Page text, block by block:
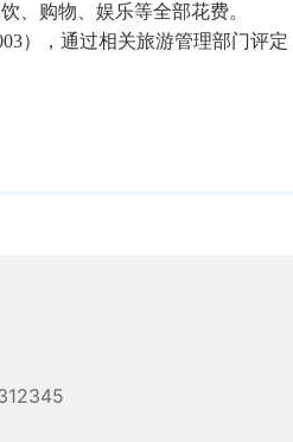
、购物、娱乐等全部花费。
），通过相关旅游管理部门评